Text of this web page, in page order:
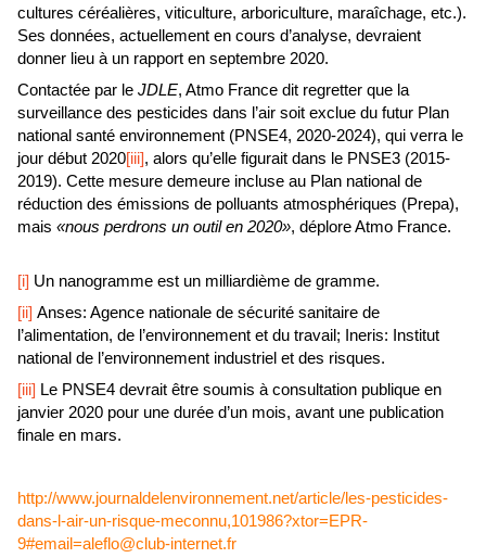
cultures céréalières, viticulture, arboriculture, maraîchage, etc.).
Ses données, actuellement en cours d’analyse, devraient
donner lieu à un rapport en septembre 2020.
Contactée par le JDLE, Atmo France dit regretter que la
surveillance des pesticides dans l’air soit exclue du futur Plan
national santé environnement (PNSE4, 2020-2024), qui verra le
jour début 2020[iii], alors qu’elle figurait dans le PNSE3 (2015-
2019). Cette mesure demeure incluse au Plan national de
réduction des émissions de polluants atmosphériques (Prepa),
mais «nous perdrons un outil en 2020», déplore Atmo France.
[i] Un nanogramme est un milliardième de gramme.
[ii] Anses: Agence nationale de sécurité sanitaire de
l’alimentation, de l’environnement et du travail; Ineris: Institut
national de l’environnement industriel et des risques.
[iii] Le PNSE4 devrait être soumis à consultation publique en
janvier 2020 pour une durée d’un mois, avant une publication
finale en mars.
http://www.journaldelenvironnement.net/article/les-pesticides-
dans-l-air-un-risque-meconnu,101986?xtor=EPR-
9#email=aleflo@club-internet.fr